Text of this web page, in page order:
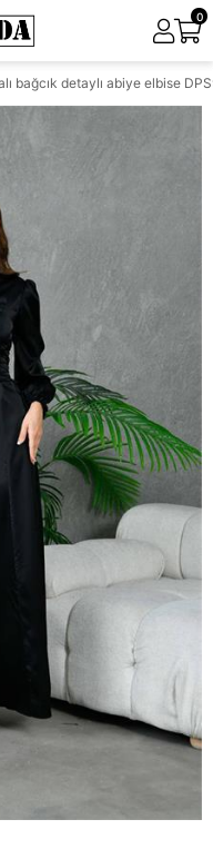
0
bağcık detaylı abiye elbise